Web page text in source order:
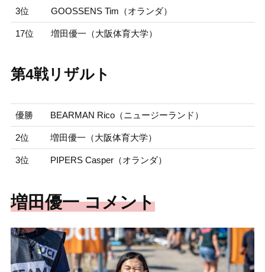
3位 GOOSSENS Tim（オランダ）
17位 増田優一（大阪体育大学）
第4戦リザルト
優勝 BEARMAN Rico（ニュージーランド）
2位 増田優一（大阪体育大学）
3位 PIPERS Casper（オランダ）
増田優一 コメント